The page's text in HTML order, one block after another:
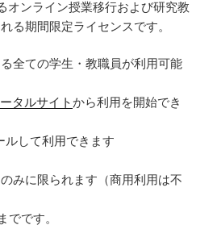
オンライン授業移行および研究教
る期間限定ライセンスです。
全ての学生・教職員が利用可能
タルサイトから利用を開始でき
ルして利用できます
みに限られます（商用利用は不
でです。